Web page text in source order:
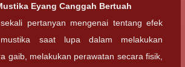
Eyang Canggah Bertuah
pertanyan mengenai tentang efek
saat lupa dalam melakukan
gaib, melakukan perawatan secara fisik,